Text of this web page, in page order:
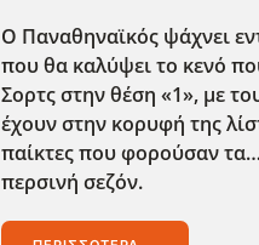
Ο Παναθηναϊκός ψάχνει
που θα καλύψει το κενό
Σορτς στην θέση «1», με
έχουν στην κορυφή της
παίκτες που φορούσαν
περσινή σεζόν.